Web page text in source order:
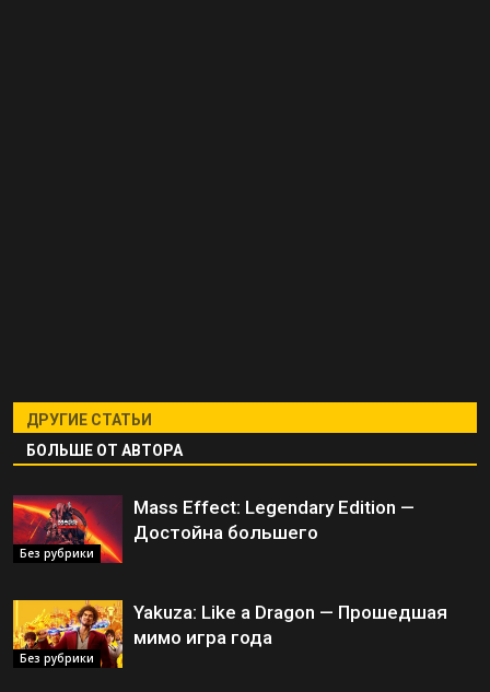
ДРУГИЕ СТАТЬИ
БОЛЬШЕ ОТ АВТОРА
Без рубрики
Mass Effect: Legendary Edition —
Достойна большего
Без рубрики
Yakuza: Like a Dragon — Прошедшая
мимо игра года